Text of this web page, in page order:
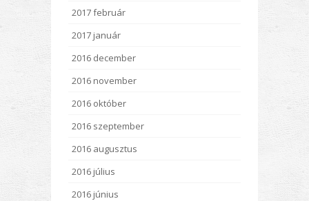
2017 február
2017 január
2016 december
2016 november
2016 október
2016 szeptember
2016 augusztus
2016 július
2016 június